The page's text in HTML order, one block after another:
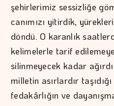
şehirlerimiz sessizliğe
canımızı yitirdik,
döndü. O karanlık
kelimelerle tarif
silinmeyecek kadar
milletin asırlardır
fedakârlığın ve